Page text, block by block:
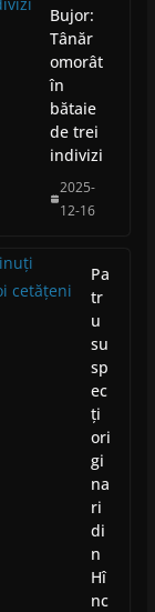
Bujor:
Tânăr
omorât
în
bătaie
de trei
indivizi
2025-
12-16
Pa
tr
u
su
sp
ec
ți
ori
gi
na
ri
di
n
Hî
nc